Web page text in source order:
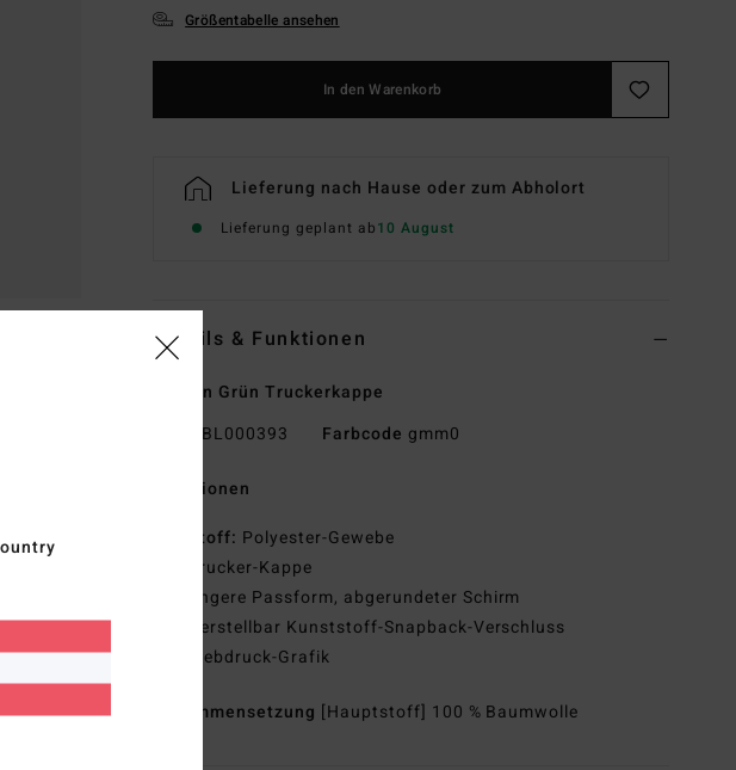
Größentabelle ansehen
In den Warenkorb
Lieferung nach Hause oder zum Abholort
Lieferung geplant ab10 August
Details & Funktionen
Frauen Grün Truckerkappe
BL000393 Farbcode gmm0
Funktionen
Stoff: Polyester-Gewebe
Trucker-Kappe
Engere Passform, abgerundeter Schirm
Verstellbar Kunststoff-Snapback-Verschluss
Siebdruck-Grafik
Zusammensetzung [Hauptstoff] 100 % Baumwolle